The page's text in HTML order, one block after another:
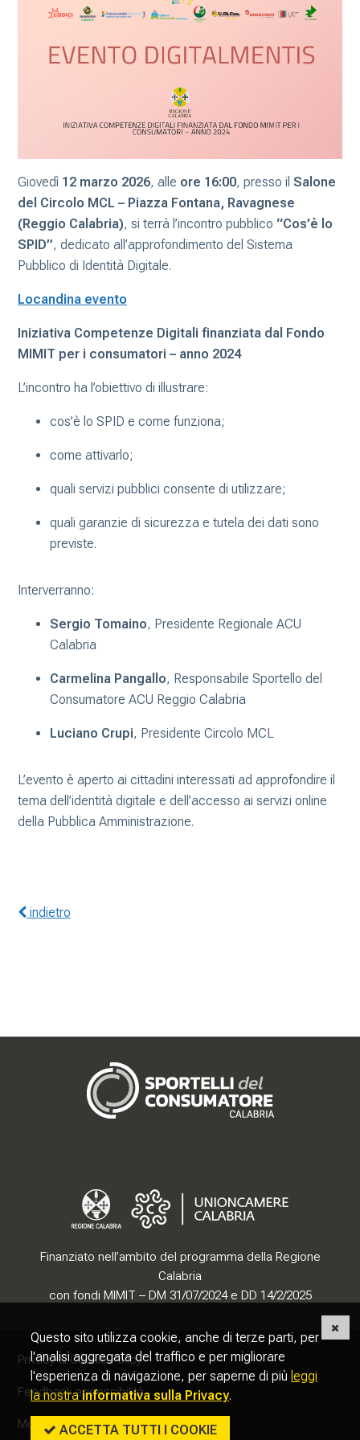
Giovedì 12 marzo 2026, alle ore 16:00, presso il Salone
del Circolo MCL – Piazza Fontana, Ravagnese
(Reggio Calabria), si terrà l’incontro pubblico “Cos’è lo
SPID”, dedicato all’approfondimento del Sistema
Pubblico di Identità Digitale.
Locandina evento
Iniziativa Competenze Digitali finanziata dal Fondo
MIMIT per i consumatori – anno 2024
L’incontro ha l’obiettivo di illustrare:
cos’è lo SPID e come funziona;
come attivarlo;
quali servizi pubblici consente di utilizzare;
quali garanzie di sicurezza e tutela dei dati sono
previste.
Interverranno:
Sergio Tomaino, Presidente Regionale ACU
Calabria
Carmelina Pangallo, Responsabile Sportello del
Consumatore ACU Reggio Calabria
Luciano Crupi, Presidente Circolo MCL
L’evento è aperto ai cittadini interessati ad approfondire il
tema dell’identità digitale e dell’accesso ai servizi online
della Pubblica Amministrazione.
indietro
Finanziato nell’ambito del programma della Regione
Calabria
con fondi MIMIT – DM 31/07/2024 e DD 14/2/2025
Sezione Link Utili
torna al menu di scelta rapida
Privacy & Cookie Policy
Feedback accessibilità
Modifica preferenze cookie
Questo sito utilizza cookie, anche di terze parti, per
l'analisi aggregata del traffico e per migliorare
l'esperienza di navigazione, per saperne di più leggi
la nostrainformativa sulla Privacy.
ACCETTA TUTTI I COOKIE